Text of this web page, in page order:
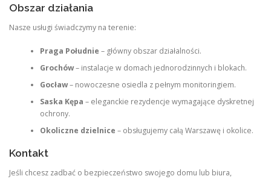
Obszar działania
Nasze usługi świadczymy na terenie:
Praga Południe – główny obszar działalności.
Grochów– instalacje w domach jednorodzinnych i blokach.
Gocław– nowoczesne osiedla z pełnym monitoringiem.
Saska Kępa – eleganckie rezydencje wymagające dyskretnej
ochrony.
Okoliczne dzielnice – obsługujemy całą Warszawę i okolice.
Kontakt
Jeśli chcesz zadbać o bezpieczeństwo swojego domu lub biura,